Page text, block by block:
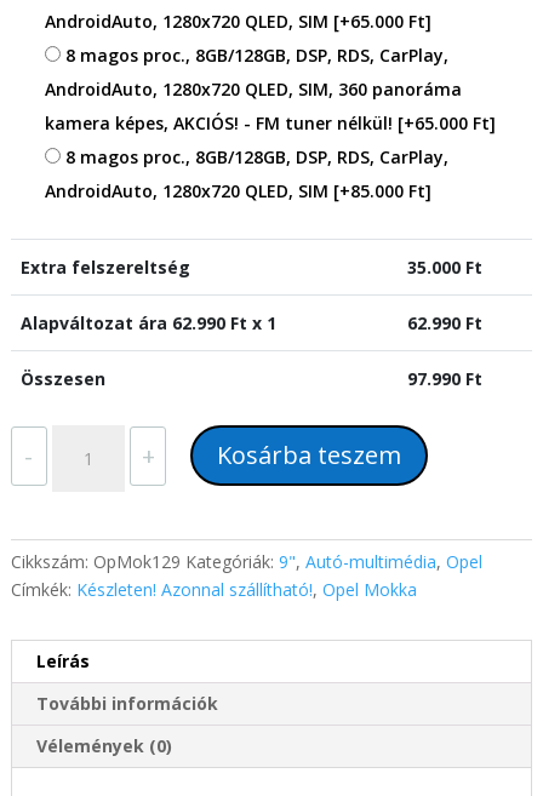
AndroidAuto, 1280x720 QLED, SIM [+65.000 Ft]
8 magos proc., 8GB/128GB, DSP, RDS, CarPlay,
AndroidAuto, 1280x720 QLED, SIM, 360 panoráma
kamera képes, AKCIÓS! - FM tuner nélkül! [+65.000 Ft]
8 magos proc., 8GB/128GB, DSP, RDS, CarPlay,
AndroidAuto, 1280x720 QLED, SIM [+85.000 Ft]
Extra felszereltség 35.000 Ft
Alapváltozat ára 62.990 Ft x 1 62.990 Ft
Összesen 97.990 Ft
-
Mokka
BUS
vezérelt
2
DIN
Autórádió
+ Kosárba teszem
Cikkszám: OpMok129 Kategóriák: 9", Autó-multimédia, Opel
Címkék: Készleten! Azonnal szállítható!, Opel Mokka
Leírás
További információk
Vélemények (0)